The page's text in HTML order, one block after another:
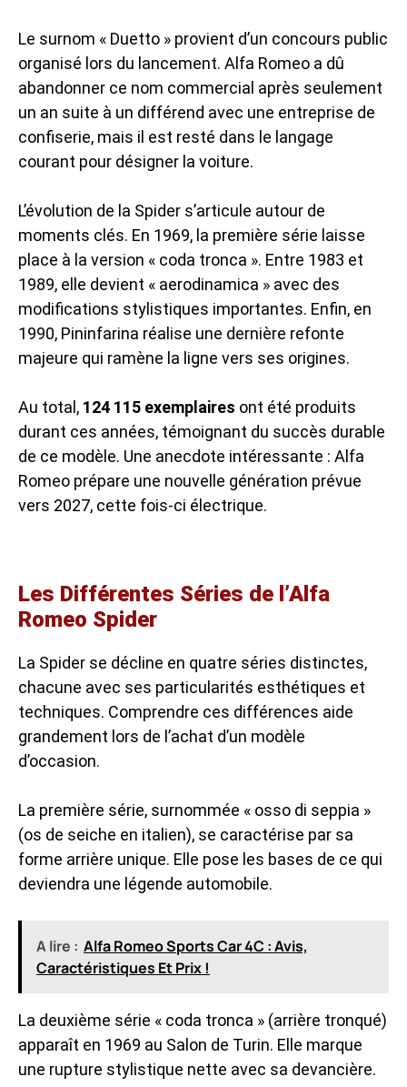
Le surnom « Duetto » provient d’un concours public
organisé lors du lancement. Alfa Romeo a dû
abandonner ce nom commercial après seulement
un an suite à un différend avec une entreprise de
confiserie, mais il est resté dans le langage
courant pour désigner la voiture.
L’évolution de la Spider s’articule autour de
moments clés. En 1969, la première série laisse
place à la version « coda tronca ». Entre 1983 et
1989, elle devient « aerodinamica » avec des
modifications stylistiques importantes. Enfin, en
1990, Pininfarina réalise une dernière refonte
majeure qui ramène la ligne vers ses origines.
Au total, 124 115 exemplaires ont été produits
durant ces années, témoignant du succès durable
de ce modèle. Une anecdote intéressante : Alfa
Romeo prépare une nouvelle génération prévue
vers 2027, cette fois-ci électrique.
Les Différentes Séries de l’Alfa
Romeo Spider
La Spider se décline en quatre séries distinctes,
chacune avec ses particularités esthétiques et
techniques. Comprendre ces différences aide
grandement lors de l’achat d’un modèle
d’occasion.
La première série, surnommée « osso di seppia »
(os de seiche en italien), se caractérise par sa
forme arrière unique. Elle pose les bases de ce qui
deviendra une légende automobile.
A lire : Alfa Romeo Sports Car 4C : Avis,
Caractéristiques Et Prix !
La deuxième série « coda tronca » (arrière tronqué)
apparaît en 1969 au Salon de Turin. Elle marque
une rupture stylistique nette avec sa devancière.